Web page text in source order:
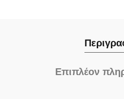
Επιπλέον